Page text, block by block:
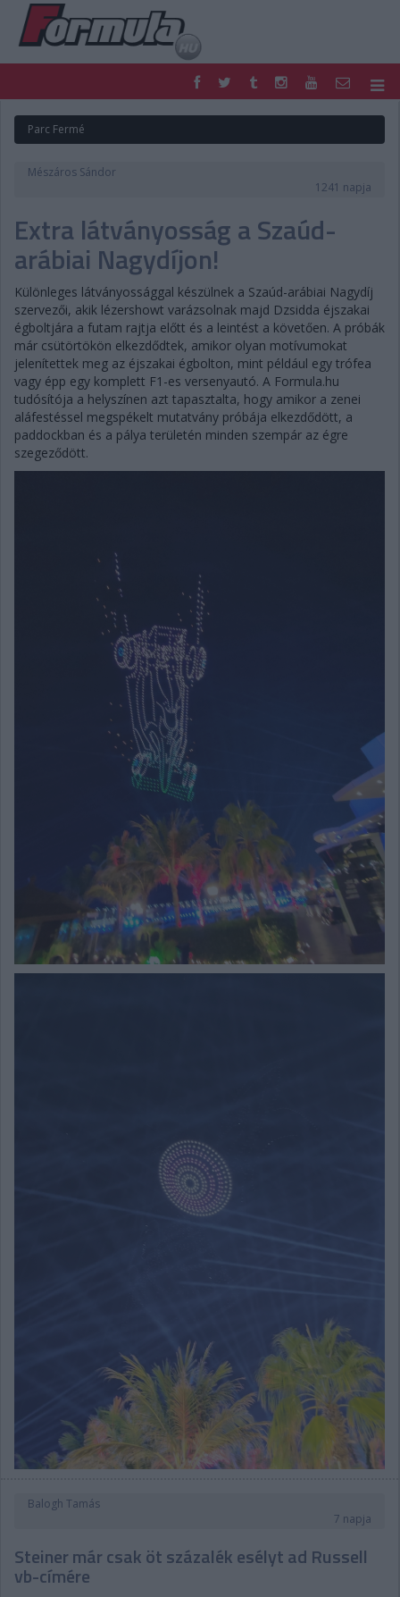
FORMULA
MOTOR
NEMZETKÖZI
LIVE
TIPPJÁTÉK
DIGITÁLIS MAGAZIN
PONTÁLLÁSOK
VERSENYNAPTÁRAK
Parc Fermé
Mészáros Sándor
1241 napja
Extra látványosság a Szaúd-
arábiai Nagydíjon!
Különleges látványossággal készülnek a Szaúd-arábiai Nagydíj
szervezői, akik lézershowt varázsolnak majd Dzsidda éjszakai
égboltjára a futam rajtja előtt és a leintést a követően. A próbák
már csütörtökön elkezdődtek, amikor olyan motívumokat
jelenítettek meg az éjszakai égbolton, mint például egy trófea
vagy épp egy komplett F1-es versenyautó. A Formula.hu
tudósítója a helyszínen azt tapasztalta, hogy amikor a zenei
aláfestéssel megspékelt mutatvány próbája elkezdődött, a
paddockban és a pálya területén minden szempár az égre
szegeződött.
Balogh Tamás
7 napja
Steiner már csak öt százalék esélyt ad Russell
vb-címére